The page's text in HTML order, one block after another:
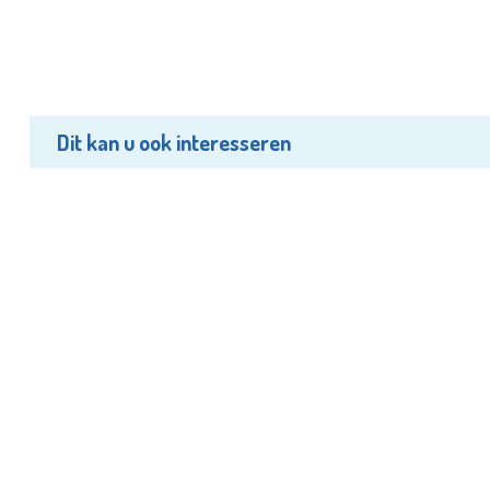
Dit kan u ook interesseren